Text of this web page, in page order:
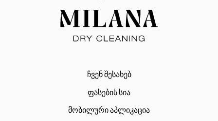
ჩვენ შესახებ
ფასების სია
მობილური აპლიკაცია